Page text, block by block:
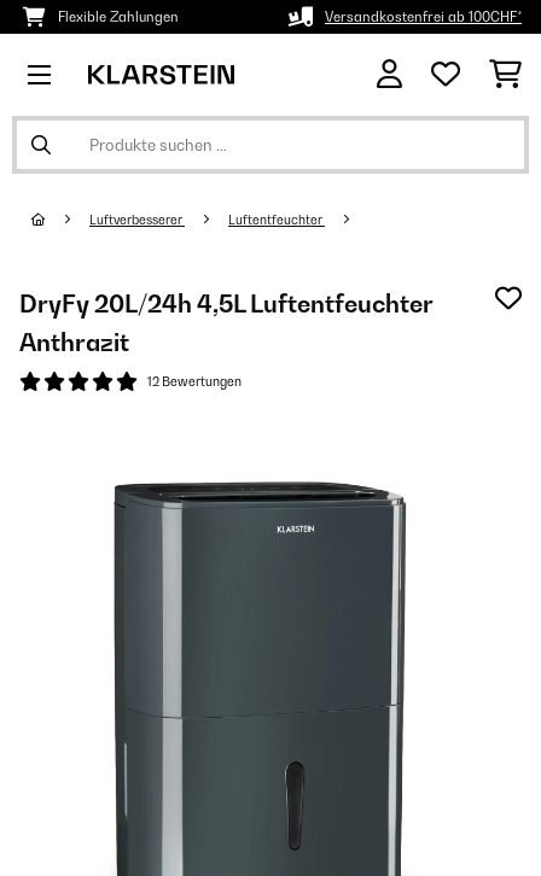
Flexible Zahlungen Versandkostenfrei ab 100CHF*
Luftverbesserer Luftentfeuchter
DryFy 20L/24h 4,5L Luftentfeuchter
Anthrazit
12 Bewertungen